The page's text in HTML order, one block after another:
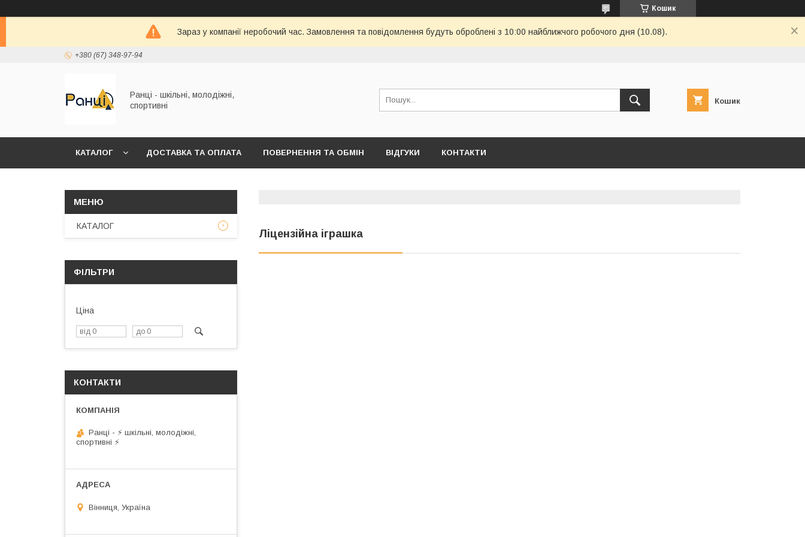
Кошик
Зараз у компанії неробочий час. Замовлення та повідомлення будуть оброблені з 10:00 найближчого робочого дня (10.08).
+380 (67) 348-97-94
Ранці - шкільні, молодіжні,
спортивні
Кошик
КАТАЛОГ ДОСТАВКА ТА ОПЛАТА ПОВЕРНЕННЯ ТА ОБМІН ВІДГУКИ КОНТАКТИ
Ліцензійна іграшка
КАТАЛОГ
ФІЛЬТРИ
Ціна
КОНТАКТИ
Ранці - ⚡ шкільні, молодіжні,
спортивні ⚡
Вінниця, Україна